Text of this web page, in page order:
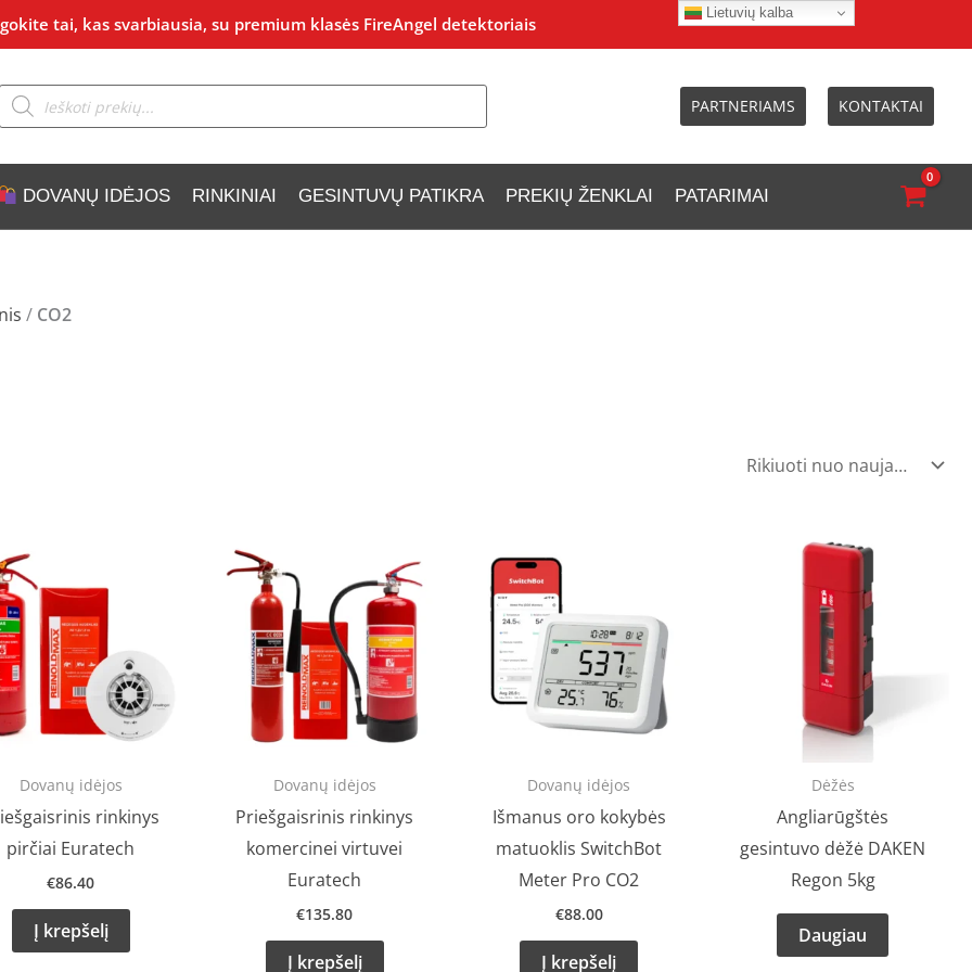
tai, kas svarbiausia, su premium klasės FireAngel detektoriais
PARTNERIAMS KONTAKTAI
DOVANŲ IDĖJOS RINKINIAI GESINTUVŲ PATIKRA PREKIŲ ŽENKLAI PATARIMAI
/ CO2
Dovanų idėjos
rinkinys
pirčiai Euratech
€86.40
Į krepšelį
Dovanų idėjos
Priešgaisrinis rinkinys
komercinei virtuvei
Euratech
€135.80
Į krepšelį
Dovanų idėjos
Išmanus oro kokybės
matuoklis SwitchBot
Meter Pro CO2
€88.00
Į krepšelį
Dėžės
Angliarūgštės
gesintuvo dėžė DAKEN
Regon 5kg
Daugiau
Lietuvių kalba